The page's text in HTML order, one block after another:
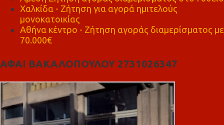
Χαλκίδα - Ζήτηση για αγορά ημιτελούς
μονοκατοικίας
Αθήνα κέντρο - Ζήτηση αγοράς διαμερίσματος με
70.000€
ΑΦΑΙ ΒΑΚΑΛΟΠΟΥΛΟΥ 2731026347